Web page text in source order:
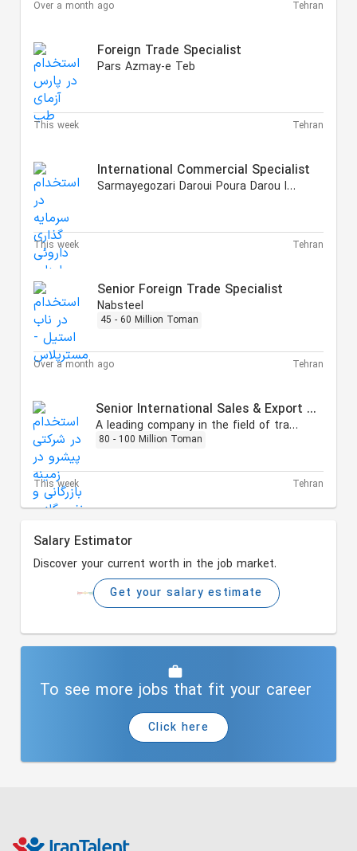
Over a month ago Tehran
Foreign Trade Specialist
Pars Azmay-e Teb
This week Tehran
International Commercial Specialist
Sarmayegozari Daroui Poura Darou Iranian
This week Tehran
Senior Foreign Trade Specialist
Nabsteel
45 - 60 Million Toman
Over a month ago Tehran
Senior International Sales & Export Specialist
A leading company in the field of trading, oil, gas, and petrochemicals.
80 - 100 Million Toman
This week Tehran
Salary Estimator
Discover your current worth in the job market.
Get your salary estimate
To see more jobs that fit your career
Click here